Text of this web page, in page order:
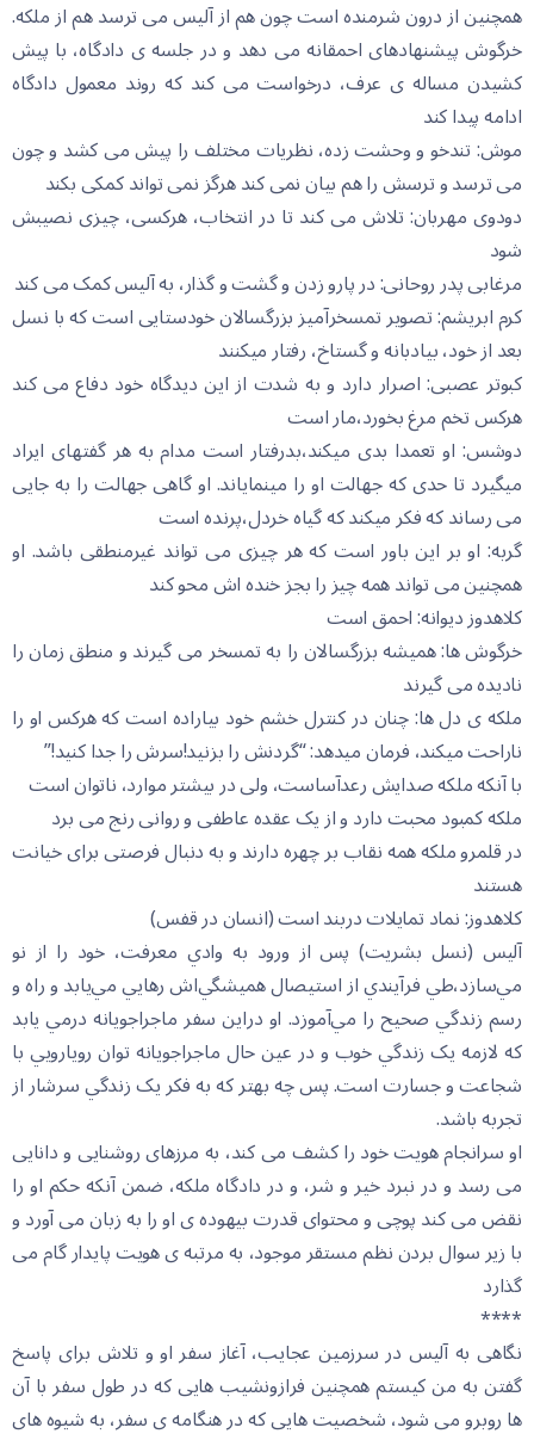
همچنین از درون شرمنده است چون هم از آلیس می ترسد هم از ملکه.
خرگوش پیشنهادهای احمقانه می دهد و در جلسه ی دادگاه، با پیش
کشیدن مساله ی عرف، درخواست می کند که روند معمول دادگاه
ادامه پیدا کند
موش: تندخو و وحشت زده، نظریات مختلف را پیش می کشد و چون
می ترسد و ترسش را هم بیان نمی کند هرگز نمی تواند کمکی بکند
دودوی مهربان: تلاش می کند تا در انتخاب، هرکسی، چیزی نصیبش
شود
مرغابی پدر روحانی: در پارو زدن و گشت و گذار، به آلیس کمک می کند
کرم ابریشم: تصویر تمسخرآمیز بزرگسالان خودستایی است که با نسل
بعد از خود، بیادبانه و گستاخ، رفتار میکنند
کبوتر عصبی: اصرار دارد و به شدت از این دیدگاه خود دفاع می کند
هرکس تخم مرغ بخورد،مار است
دوشس: او تعمدا بدی میکند،بدرفتار است مدام به هر گفتهای ایراد
میگیرد تا حدی که جهالت او را مینمایاند. او گاهی جهالت را به جایی
می رساند که فکر میکند که گیاه خردل،پرنده است
گربه: او بر این باور است که هر چیزی می تواند غیرمنطقی باشد. او
همچنین می تواند همه چیز را بجز خنده اش محو کند
کلاهدوز دیوانه: احمق است
خرگوش ها: همیشه بزرگسالان را به تمسخر می گیرند و منطق زمان را
نادیده می گیرند
ملکه ی دل ها: چنان در کنترل خشم خود بیاراده است که هرکس او را
ناراحت میکند، فرمان میدهد: “گردنش را بزنید!سرش را جدا کنید!”
با آنکه ملکه صدایش رعدآساست، ولی در بیشتر موارد، ناتوان است
ملکه کمبود محبت دارد و از یک عقده عاطفی و روانی رنج می برد
در قلمرو ملکه همه نقاب بر چهره دارند و به دنبال فرصتی برای خیانت
هستند
کلاهدوز: نماد تمایلات دربند است (انسان در قفس)
آليس (نسل بشريت) پس از ورود به وادي معرفت، خود را از نو
مي‌سازد،طي فرآيندي از استيصال هميشگي‌اش رهايي مي‌يابد و راه و
رسم زندگي صحيح را مي‌آموزد. او دراين سفر ماجراجويانه درمي يابد
که لازمه يک زندگي خوب و در عين حال ماجراجويانه توان رويارويي با
شجاعت و جسارت است. پس چه بهتر که به فکر يک زندگي سرشار از
تجربه باشد.
او سرانجام هویت خود را کشف می کند، به مرزهای روشنایی و دانایی
می رسد و در نبرد خیر و شر، و در دادگاه ملکه، ضمن آنکه حکم او را
نقض می کند پوچی و محتوای قدرت بیهوده ی او را به زبان می آورد و
با زیر سوال بردن نظم مستقر موجود، به مرتبه ی هویت پایدار گام می
گذارد
****
نگاهی به آلیس در سرزمین عجایب، آغاز سفر او و تلاش برای پاسخ
گفتن به من کیستم همچنین فرازونشیب هایی که در طول سفر با آن
ها روبرو می شود، شخصیت هایی که در هنگامه ی سفر، به شیوه های